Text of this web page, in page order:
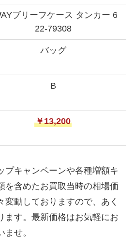
ブリーフケース タンカー 6
22-79308
バッグ
B
￥13,200
プキャンペーンや各種増額キ
を含めたお買取当時の相場価
変動しておりますので、あく
ます。最新価格はお気軽にお
せ。